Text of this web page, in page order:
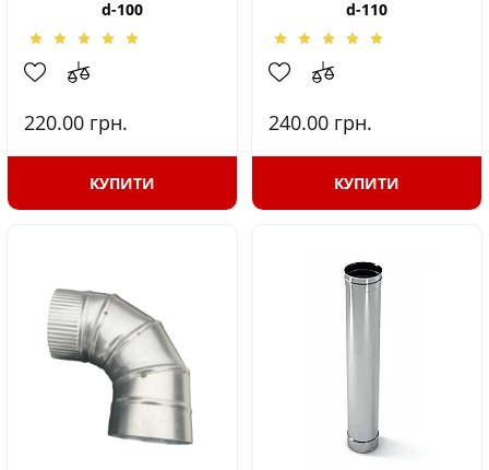
d-100
220.00 грн.
КУПИТИ
d-110
240.00 грн.
КУПИТИ